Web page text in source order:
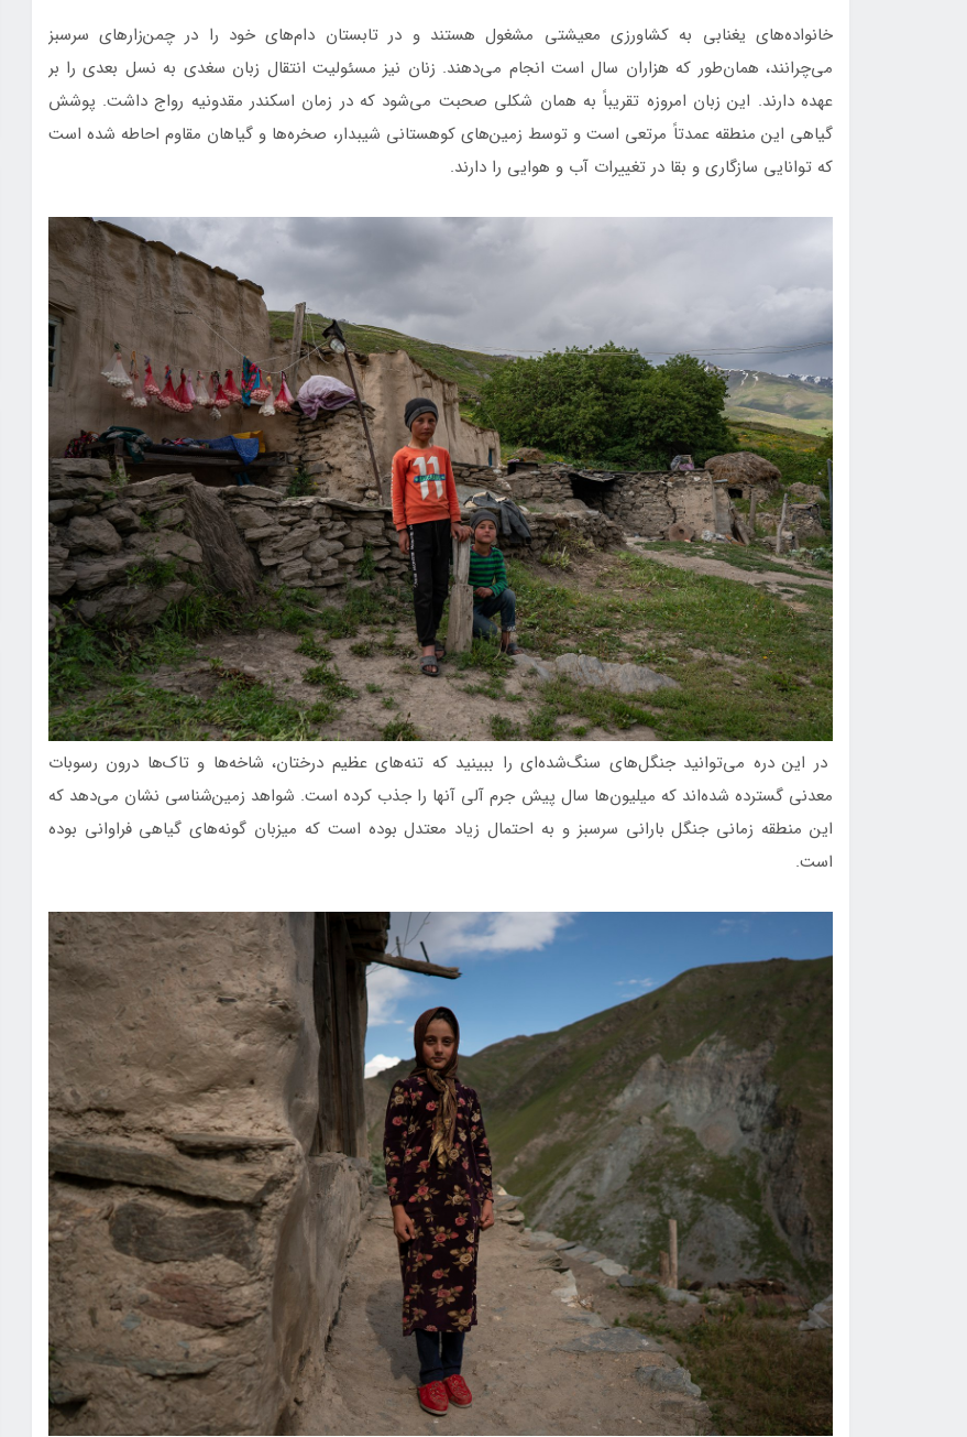
خانواده‌های یغنابی به کشاورزی معیشتی مشغول هستند و در تابستان دام‌های خود را در چمن‌زارهای سرسبز
می‌چرانند، همان‌طور که هزاران سال است انجام می‌دهند. زنان نیز مسئولیت انتقال زبان سغدی به نسل بعدی را بر
عهده دارند. این زبان امروزه تقریباً به همان شکلی صحبت می‌شود که در زمان اسکندر مقدونیه رواج داشت. پوشش
گیاهی این منطقه عمدتاً مرتعی است و توسط زمین‌های کوهستانی شیبدار، صخره‌ها و گیاهان مقاوم احاطه شده است
که توانایی سازگاری و بقا در تغییرات آب و هوایی را دارند.
در این دره می‌توانید جنگل‌های سنگ‌شده‌ای را ببینید که تنه‌های عظیم درختان، شاخه‌ها و تاک‌ها درون رسوبات
معدنی گسترده شده‌اند که میلیون‌ها سال پیش جرم آلی آنها را جذب کرده است. شواهد زمین‌شناسی نشان می‌دهد که
این منطقه زمانی جنگل بارانی سرسبز و به احتمال زیاد معتدل بوده است که میزبان گونه‌های گیاهی فراوانی بوده
است.